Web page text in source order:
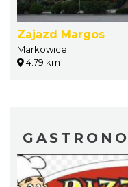
Zajazd Margos
Markowice
4.79 km